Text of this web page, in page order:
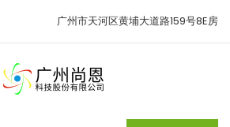
广州市天河区黄埔大道路159号8E房